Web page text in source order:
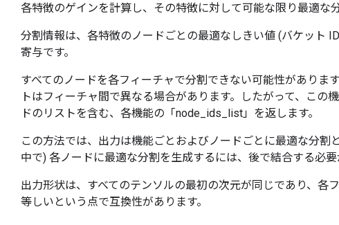
各特徴のゲインを計算し、その特徴に対して可能な限り最適な
分割情報は、各特徴のノードごとの最適なしきい値 (バケット
寄与です。
すべてのノードを各フィーチャで分割できない可能性がありま
トはフィーチャ間で異なる場合があります。したがって、この
ドのリストを含む、各機能の「node_ids_list」を返します。
この方法では、出力は機能ごとおよびノー​​ドごとに最適な分割
中で) 各ノードに最適な分割を生成するには、後で結合する必要
出力形状は、すべてのテンソルの最初の次元が同じであり、各
等しいという点で互換性があります。